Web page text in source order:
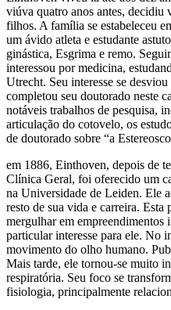
viúva quatro anos antes, decidiu
filhos. A família se estabeleceu
um ávido atleta e estudante
ginástica, Esgrima e remo.
interessou por medicina,
Utrecht. Seu interesse se
completou seu doutorado neste
notáveis trabalhos de pesquisa,
articulação do cotovelo, os
de doutorado sobre “a
em 1886, Einthoven, depois de
Clínica Geral, foi oferecido um
na Universidade de Leiden. Ele
resto de sua vida e carreira. Esta
mergulhar em empreendimentos
particular interesse para ele. No
movimento do olho humano.
Mais tarde, ele tornou-se muito
respiratória. Seu foco se
fisiologia, principalmente